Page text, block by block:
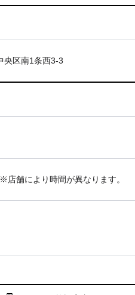
央区南1条西3-3
店舗により時間が異なります。